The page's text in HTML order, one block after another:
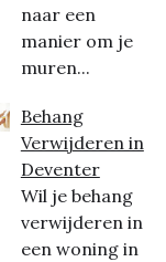
naar een
manier om je
muren...
Behang
Verwijderen in
Deventer
Wil je behang
verwijderen in
een woning in